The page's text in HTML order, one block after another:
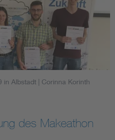
in Albstadt | Corinna Korinth
des Makeathon